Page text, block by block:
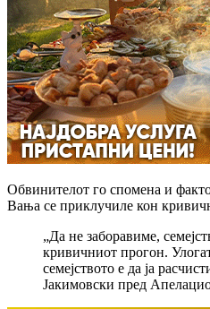
Обвинителот го спомена и
Вања се приклучиле кон
„Да не заборавиме,
кривичниот прогон.
семејството е да ја
Јакимовски пред